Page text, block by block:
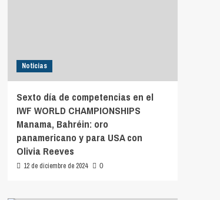
Noticias
Sexto día de competencias en el
IWF WORLD CHAMPIONSHIPS
Manama, Bahréin: oro
panamericano y para USA con
Olivia Reeves
12 de diciembre de 2024 0